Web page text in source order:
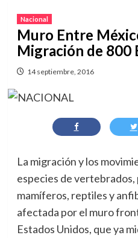
Nacional
Muro Entre
Migración de 800
14 septiembre, 2016
La migración y los
especies de
mamíferos, reptiles y
afectada por el muro
Estados Unidos, que ya